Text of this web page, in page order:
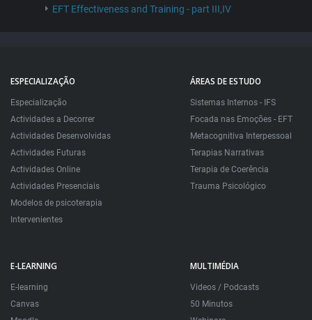
EFT Effectiveness and Training - part III,IV
ESPECIALIZAÇÃO
Especialização
Actividades a Decorrer
Actividades Desenvolvidas
Actividades Futuras
Actividades Online
Actividades Presenciais
Modelos de psicoterapia
Intervenientes
ÁREAS DE ESTUDO
Sistemas Internos - IFS
Focada nas Emoções - EFT
Metacognitiva Interpessoal
Terapias Narrativas
Terapia de Coerência
Trauma Psicológico
E-LEARNING
E-learning
Canvas
MULTIMÉDIA
Videos / Podcasts
50 Minutos